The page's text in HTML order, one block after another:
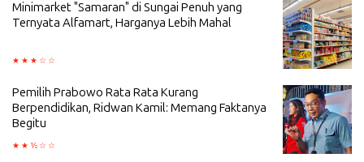
Minimarket "Samaran" di Sungai Penuh yang
Ternyata Alfamart, Harganya Lebih Mahal
Pemilih Prabowo Rata Rata Kurang
Berpendidikan, Ridwan Kamil: Memang Faktanya
Begitu